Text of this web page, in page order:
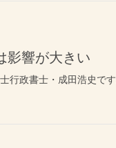
影響が大きい
行政書士・成田浩史で